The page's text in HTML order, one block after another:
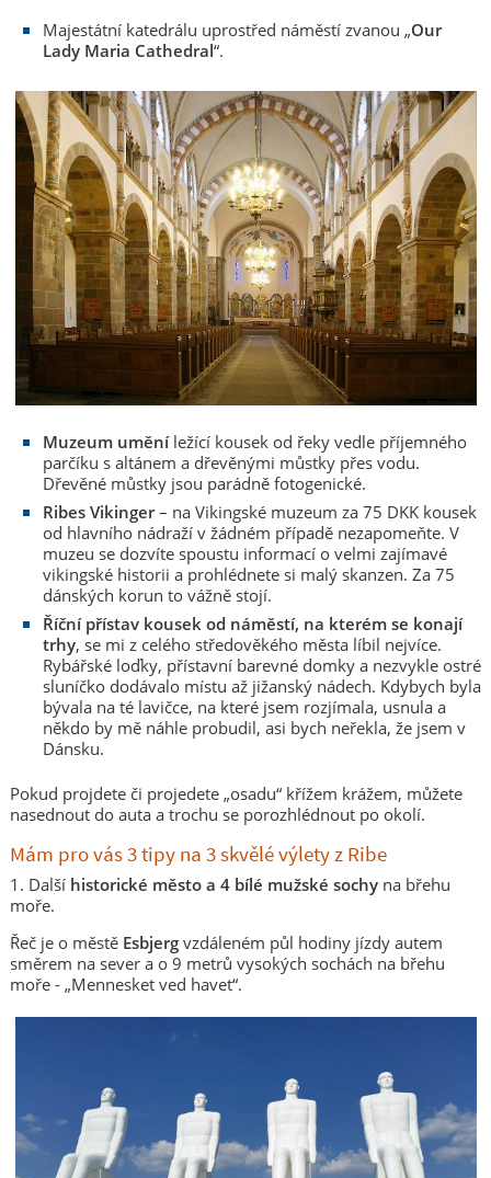
Majestátní katedrálu uprostřed náměstí zvanou „Our
Lady Maria Cathedral“.
Muzeum umění ležící kousek od řeky vedle příjemného
parčíku s altánem a dřevěnými můstky přes vodu.
Dřevěné můstky jsou parádně fotogenické.
Ribes Vikinger– na Vikingské muzeum za 75 DKK kousek
od hlavního nádraží v žádném případě nezapomeňte. V
muzeu se dozvíte spoustu informací o velmi zajímavé
vikingské historii a prohlédnete si malý skanzen. Za 75
dánských korun to vážně stojí.
Říční přístav kousek od náměstí, na kterém se konají
trhy, se mi z celého středověkého města líbil nejvíce.
Rybářské loďky, přístavní barevné domky a nezvykle ostré
sluníčko dodávalo místu až jižanský nádech. Kdybych byla
bývala na té lavičce, na které jsem rozjímala, usnula a
někdo by mě náhle probudil, asi bych neřekla, že jsem v
Dánsku.
Pokud projdete či projedete „osadu“ křížem krážem, můžete
nasednout do auta a trochu se porozhlédnout po okolí.
Mám pro vás 3 tipy na 3 skvělé výlety z Ribe
1. Další historické město a 4 bílé mužské sochy na břehu
moře.
Řeč je o městě Esbjerg vzdáleném půl hodiny jízdy autem
směrem na sever a o 9 metrů vysokých sochách na břehu
moře - „Mennesket ved havet“.